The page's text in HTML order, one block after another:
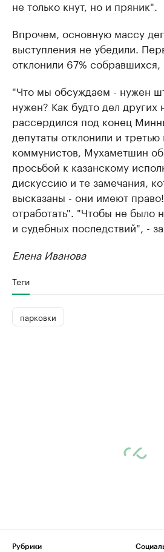
не только кнут, но и пряник".
Впрочем, основную массу
выступления не убедили.
отклонили 67% собравшихся,
"Что мы обсуждаем - нужен
нужен? Как будто дел других
рассердился под конец
депутаты отклонили и третью
коммунистов, Мухаметшин
просьбой к казанскому
дискуссию и те замечания,
высказаны - они имеют
отработать". "Чтобы не было
и судебных последствий", -
Елена Иванова
Теги
парковки
Рубрики